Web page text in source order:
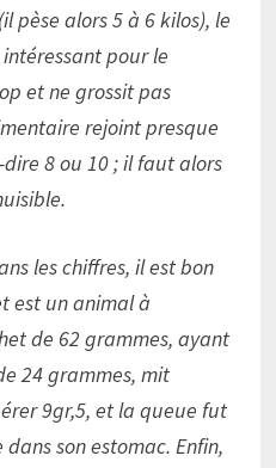
pèse alors 5 à 6 kilos), le
pour le
et ne grossit pas
rejoint presque
8 ou 10 ; il faut alors
les chiffres, il est bon
est un animal à
de 62 grammes, ayant
24 grammes, mit
9gr,5, et la queue fut
son estomac. Enfin,